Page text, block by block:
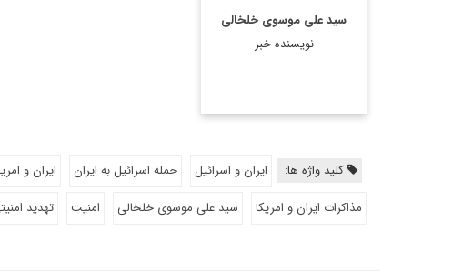
سید علی موسوی خلخالی
نویسنده خبر
کلید واژه ها: ایران و اسرائیل حمله اسرائیل به ایران ایران و
مذاکرات ایران و امریکا
سید علی موسوی خلخالی امنیت تهدید